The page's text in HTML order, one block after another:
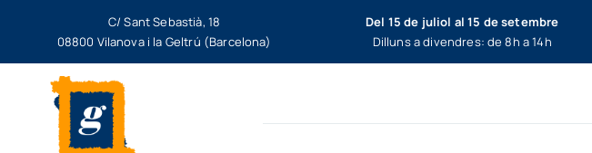
content
C/ Sant Sebastià, 18
08800 Vilanova i la Geltrú (Barcelona)
Del 15 de juliol al 15 de setembre
Dilluns a divendres: de 8h a 14h